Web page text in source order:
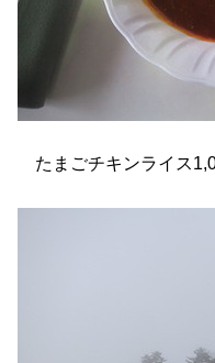
たまごチキンライス